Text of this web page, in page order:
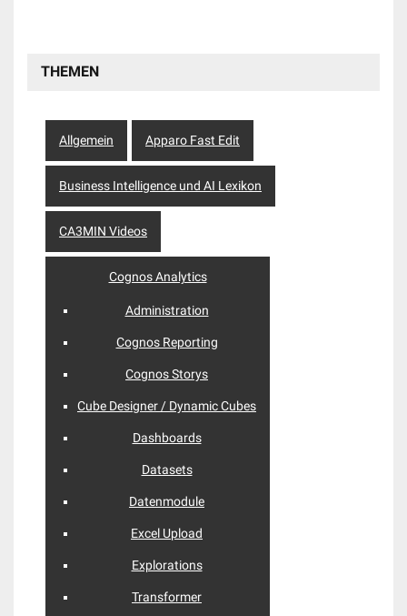
THEMEN
Allgemein Apparo Fast Edit
Business Intelligence und AI Lexikon
CA3MIN Videos
Cognos Analytics
Administration
Cognos Reporting
Cognos Storys
Cube Designer / Dynamic Cubes
Dashboards
Datasets
Datenmodule
Excel Upload
Explorations
Transformer